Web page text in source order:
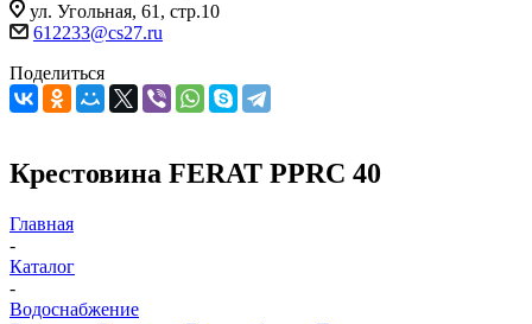
ул. Угольная, 61, стр.10
612233@cs27.ru
Поделиться
Крестовина FERAT PPRC 40
Главная
-
Каталог
-
Водоснабжение